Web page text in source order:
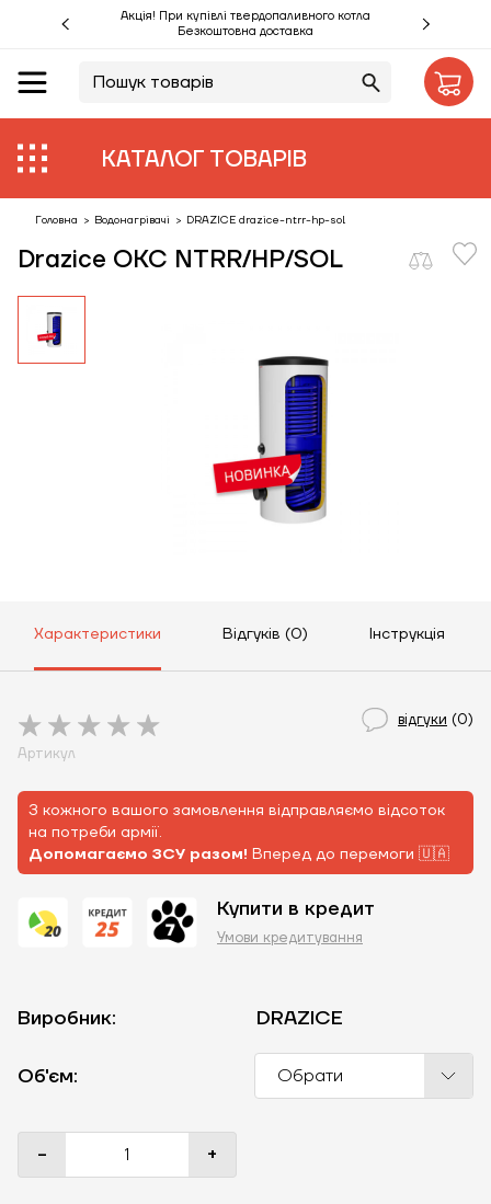
Акція! При купівлі твердопаливного котла
Безкоштовна доставка
КАТАЛОГ ТОВАРІВ
Акції %
Виробники
Об'єкти
Монтаж
Клієнтам
Головна > Водонагрівачі > DRAZICE drazice-ntrr-hp-sol
Drazice OKC NTRR/HP/SOL
Характеристики Відгуків (0) Інструкція
відгуки (0)
Артикул
З кожного вашого замовлення відправляємо відсоток
на потреби армії.
Допомагаємо ЗСУ разом! Вперед до перемоги 🇺🇦
Купити в кредит
Умови кредитування
Виробник: DRAZICE
Об'єм: Обрати
- +